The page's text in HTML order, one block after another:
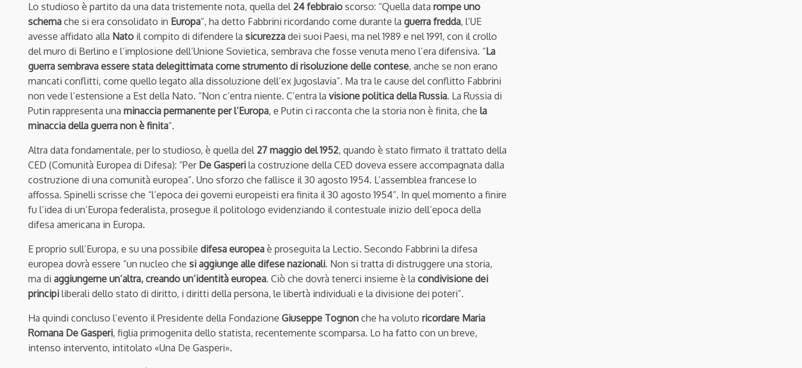
Lo studioso è partito da una data tristemente nota, quella del 24 febbraio scorso: “Quella data rompe uno
schema che si era consolidato in Europa“, ha detto Fabbrini ricordando come durante la guerra fredda, l’UE
avesse affidato alla Nato il compito di difendere la sicurezza dei suoi Paesi, ma nel 1989 e nel 1991, con il crollo
del muro di Berlino e l’implosione dell’Unione Sovietica, sembrava che fosse venuta meno l’era difensiva. “La
guerra sembrava essere stata delegittimata come strumento di risoluzione delle contese, anche se non erano
mancati conflitti, come quello legato alla dissoluzione dell’ex Jugoslavia”. Ma tra le cause del conflitto Fabbrini
non vede l’estensione a Est della Nato. “Non c’entra niente. C’entra la visione politica della Russia. La Russia di
Putin rappresenta una minaccia permanente per l’Europa, e Putin ci racconta che la storia non è finita, che la
minaccia della guerra non è finita“.
Altra data fondamentale, per lo studioso, è quella del 27 maggio del 1952, quando è stato firmato il trattato della
CED (Comunità Europea di Difesa): “Per De Gasperi la costruzione della CED doveva essere accompagnata dalla
costruzione di una comunità europea”. Uno sforzo che fallisce il 30 agosto 1954. L’assemblea francese lo
affossa. Spinelli scrisse che “l’epoca dei governi europeisti era finita il 30 agosto 1954”. In quel momento a finire
fu l’idea di un’Europa federalista, prosegue il politologo evidenziando il contestuale inizio dell’epoca della
difesa americana in Europa.
E proprio sull’Europa, e su una possibile difesa europea è proseguita la Lectio. Secondo Fabbrini la difesa
europea dovrà essere “un nucleo che si aggiunge alle difese nazionali. Non si tratta di distruggere una storia,
ma di aggiungerne un’altra, creando un’identità europea. Ciò che dovrà tenerci insieme è la condivisione dei
principi liberali dello stato di diritto, i diritti della persona, le libertà individuali e la divisione dei poteri”.
Ha quindi concluso l’evento il Presidente della Fondazione Giuseppe Tognon che ha voluto ricordare Maria
Romana De Gasperi, figlia primogenita dello statista, recentemente scomparsa. Lo ha fatto con un breve,
intenso intervento, intitolato «Una De Gasperi».